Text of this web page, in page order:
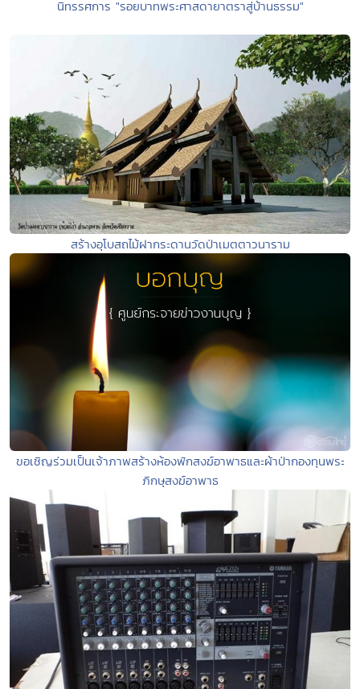
นิทรรศการ "รอยบาทพระศาสดายาตราสู่บ้านธรรม"
สร้างอุโบสถไม้ฝากระดานวัดป่าเมตตาวนาราม
ขอเชิญร่วมเป็นเจ้าภาพสร้างห้องพักสงฆ์อาพาธและผ้าป่ากองทุนพระ
ภิกษุสงฆ์อาพาธ